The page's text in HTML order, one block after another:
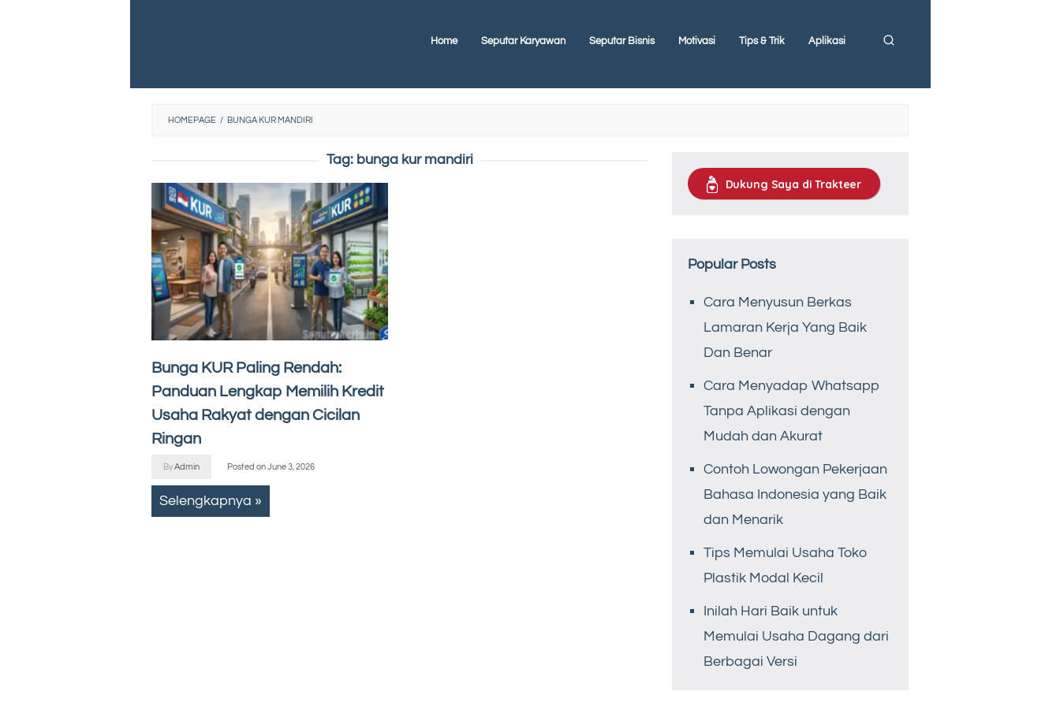
Home Seputar Karyawan Seputar Bisnis Motivasi Tips & Trik Aplikasi
HOMEPAGE / BUNGA KUR MANDIRI
Tag: bunga kur mandiri
Bunga KUR Paling Rendah:
Panduan Lengkap Memilih Kredit
Usaha Rakyat dengan Cicilan
Ringan
ByAdmin Posted onJune 3, 2026
Selengkapnya »
Dukung Saya di Trakteer
Popular Posts
Cara Menyusun Berkas
Lamaran Kerja Yang Baik
Dan Benar
Cara Menyadap Whatsapp
Tanpa Aplikasi dengan
Mudah dan Akurat
Contoh Lowongan Pekerjaan
Bahasa Indonesia yang Baik
dan Menarik
Tips Memulai Usaha Toko
Plastik Modal Kecil
Inilah Hari Baik untuk
Memulai Usaha Dagang dari
Berbagai Versi